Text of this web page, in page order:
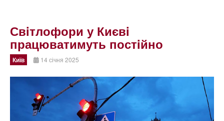
Свiтлофори у Києвi
працюватимуть постiйно
Київ 14 січня 2025